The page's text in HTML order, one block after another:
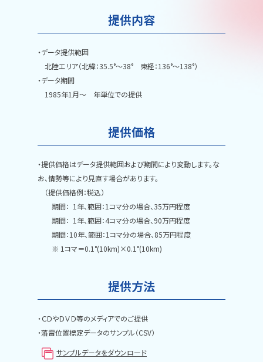
提供内容
・データ提供範囲
北陸エリア（北緯：35.5°～38° 東経：136°～138°）
・データ期間
1985年1月～ 年単位での提供
提供価格
・提供価格はデータ提供範囲および期間により変動します。な
お、情勢等により見直す場合があります。
（提供価格例：税込）
期間： 1年、範囲：1コマ分の場合、35万円程度
期間： 1年、範囲：4コマ分の場合、90万円程度
期間：10年、範囲：1コマ分の場合、85万円程度
※ 1コマ＝0.1°(10km)×0.1°(10km)
提供方法
・ＣＤやＤＶＤ等のメディアでのご提供
・落雷位置標定データのサンプル（CSV）
サンプルデータをダウンロード